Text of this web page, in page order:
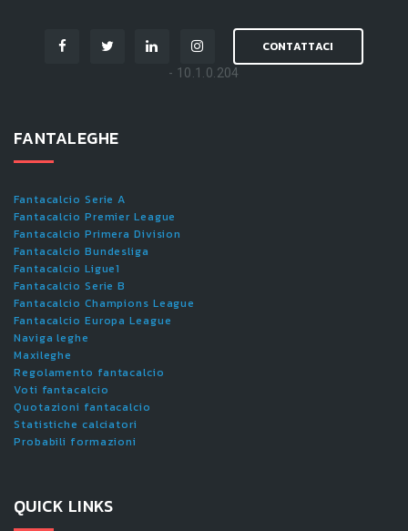
CONTATTACI
- 10.1.0.204
FANTALEGHE
Fantacalcio Serie A
Fantacalcio Premier League
Fantacalcio Primera Division
Fantacalcio Bundesliga
Fantacalcio Ligue1
Fantacalcio Serie B
Fantacalcio Champions League
Fantacalcio Europa League
Naviga leghe
Maxileghe
Regolamento fantacalcio
Voti fantacalcio
Quotazioni fantacalcio
Statistiche calciatori
Probabili formazioni
QUICK LINKS